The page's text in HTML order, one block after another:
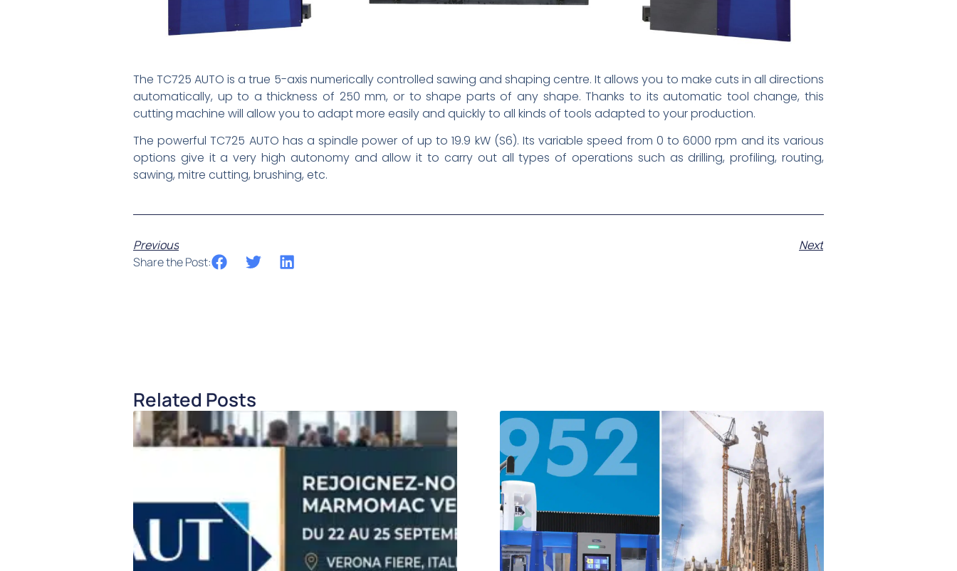
The TC725 AUTO is a true 5-axis numerically controlled sawing and shaping centre. It allows you to make cuts in all directions
automatically, up to a thickness of 250 mm, or to shape parts of any shape. Thanks to its automatic tool change, this
cutting machine will allow you to adapt more easily and quickly to all kinds of tools adapted to your production.
The powerful TC725 AUTO has a spindle power of up to 19.9 kW (S6). Its variable speed from 0 to 6000 rpm and its various
options give it a very high autonomy and allow it to carry out all types of operations such as drilling, profiling, routing,
sawing, mitre cutting, brushing, etc.
Previous
Next
Share the Post:
Related Posts